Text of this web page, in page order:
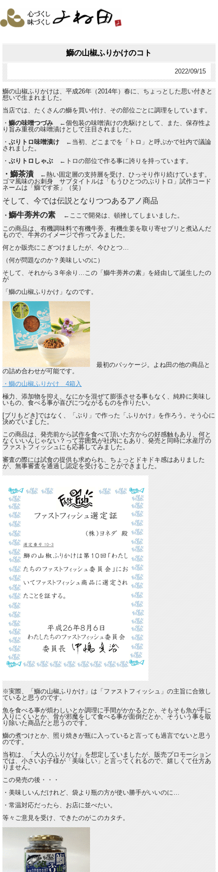
鰤の山椒ふりかけのコト
2022/09/15
鰤の山椒ふりかけは、平成26年（2014年）春に、ちょっとした思い付きと
想いで生まれました。
当店では、たくさんの鰤を買い付け、その部位ごとに調理をしています。
・鰤の味噌つづみ ←個包装の味噌漬けの先駆けとして、また、保存性よ
り旨み重視の味噌漬けとして注目されました。
・ぶりトロ味噌漬け
←当初、どこまでを「トロ」と呼ぶかで社内で議論
されました。
・ぶりトロしゃぶ ←トロの部位で作る事に誇りを持っています。
・鰤茶漬←熱い固定層の支持層を受け、ひっそり作り続けています。
ゴマ風味のお刺身 サブタイトルは「もうひとつのぶりトロ」試作コード
ネームは「鰤です茶」（笑）
そして、今では伝説となりつつあるアノ商品
・鰤牛蒡丼の素
←ここで開発は、頓挫してしまいました。
この商品は、有機調味料で有機牛蒡、有機生姜を取り寄せブリと煮込んだ
もので、牛丼のイメージで作ってみました。
何とか販売にこぎつけましたが、今ひとつ…
（何が問題なのか？美味しいのに）
そして、それから３年余り…この「鰤牛蒡丼の素」を経由して誕生したの
が
「鰤の山椒ふりかけ」なのです。
最初のパッケージ。よね田の他の商品と
の詰め合わせが可能です。
・鰤の山椒ふりかけ 4箱入
極力、添加物を抑え、なにかを混ぜて膨張させる事もなく、純粋に美味し
いもの、食べる事が喜びにつながるものを作りたい。
[ブリもどき]ではなく、「ぶり」で作った「ふりかけ」を作ろう。そう心に
決めていました。
この商品は、発売前から試作を食べて頂いた方からの好感触もあり、何と
なくいいんじゃない？って雰囲気が社内にもあり、発売と同時に水産庁の
ファストフィッシュにも応募してみました。
審査の際には試食の提供も求められ、ちょっとドキドキ感はありました
が、無事審査を通過し認定を受けることができました。
※実際、「鰤の山椒ふりかけ」は「ファストフィッシュ」の主旨に合致し
ていると思うのです。
魚を食べる事が煩わしいとか調理に手間がかかるとか、そもそも魚が手に
入りにくいとか、骨が邪魔をして食べる事が面倒だとか、そういう事を取
り除いた商品だと思うのです。
鰤の煮つけとか、照り焼きが瓶に入っていると言っても過言でないと思う
のです。
当初は、「大人のふりかけ」を想定していましたが、販売プロモーション
では、小さいお子様が「美味しい」と言ってくれるので、嬉しくて仕方あ
りません。
この発売の後・・・
・美味しいんだけれど、袋より瓶の方が使い勝手がいいのに…
・常温対応だったら、お店に並べたい。
等々ご意見を受け、できたのがこのカタチ。